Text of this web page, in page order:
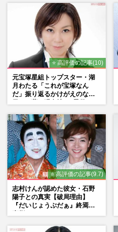
⭐ 高評価の記事(10)
元宝塚星組トップスター・湖
月わたる「これが宝塚なん
だ」振り返るかけがえのない
⭐ 高評価の記事(9.7)
志村けんが認めた彼女・石野
陽子との真実【破局理由】
『だいじょうぶだぁ』終焉の